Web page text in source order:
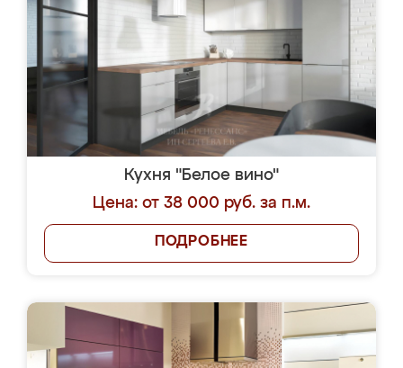
Кухня "Белое вино"
Цена: от 38 000 руб. за п.м.
ПОДРОБНЕЕ